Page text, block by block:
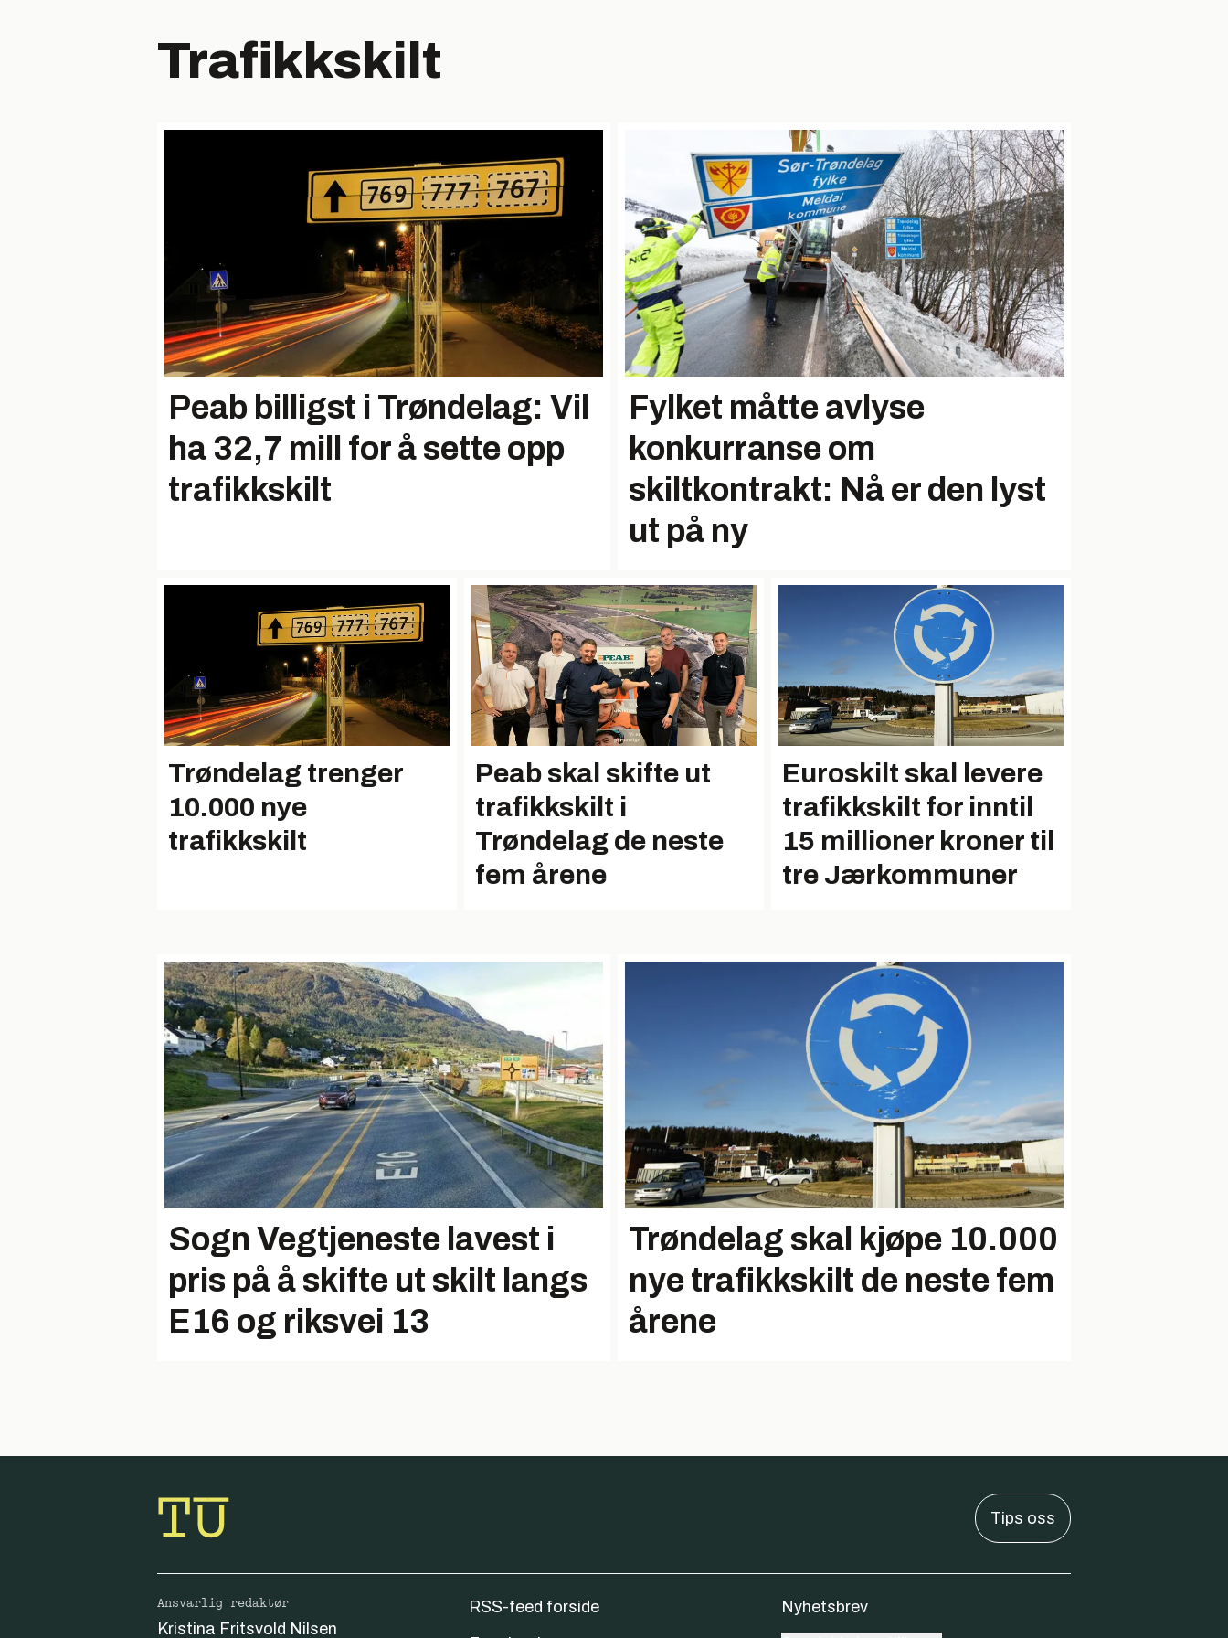
Trafikkskilt
Peab billigst i Trøndelag: Vil
ha 32,7 mill for å sette opp
trafikkskilt
Fylket måtte avlyse
konkurranse om
skiltkontrakt: Nå er den lyst
ut på ny
Trøndelag trenger
10.000 nye
trafikkskilt
Peab skal skifte ut
trafikkskilt i
Trøndelag de neste
fem årene
Euroskilt skal levere
trafikkskilt for inntil
15 millioner kroner til
tre Jærkommuner
Sogn Vegtjeneste lavest i
pris på å skifte ut skilt langs
E16 og riksvei 13
Trøndelag skal kjøpe 10.000
nye trafikkskilt de neste fem
årene
Tips oss
Ansvarlig redaktør
Kristina Fritsvold Nilsen
RSS-feed forside
Nyhetsbrev